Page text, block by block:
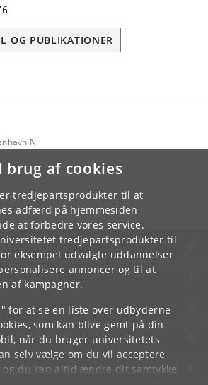
brug af cookies
tredjepartsprodukter til at
adfærd på hjemmesiden
at forbedre vores service.
tredjepartsprodukter til
eksempel udvalgte uddannelser
annoncer og til at
af kampagner.
for at se en liste over udbyderne
som kan blive gemt på din
når du bruger universitetets
selv vælge om du vil acceptere
og du kan altid ændre dit samtykke
OG PUBLIKATIONER
N.
ANSATTE